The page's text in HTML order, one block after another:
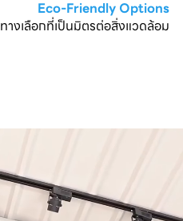
Eco-Friendly Options
ทางเลือกที่เป็นมิตรต่อสิ่งแวดล้อม